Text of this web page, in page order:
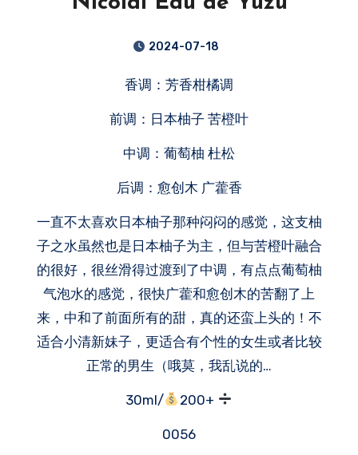
2024-07-18
香调：芳香柑橘调
前调：日本柚子 苦橙叶
中调：葡萄柚 杜松
后调：愈创木 广藿香
一直不太喜欢日本柚子那种闷闷的感觉，这支柚
子之水虽然也是日本柚子为主，但与苦橙叶融合
的很好，很丝滑得过渡到了中调，有点点葡萄柚
气泡水的感觉，很快广藿和愈创木的苦翻了上
来，中和了前面所有的甜，真的还蛮上头的！不
适合小清新妹子，更适合有个性的女生或者比较
正常的男生（哦莫，我乱说的…
30ml/ 200+
0056